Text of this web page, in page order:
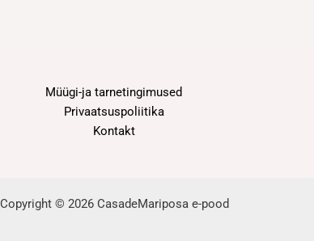
Müügi-ja tarnetingimused
Privaatsuspoliitika
Kontakt
Copyright © 2026 CasadeMariposa e-pood